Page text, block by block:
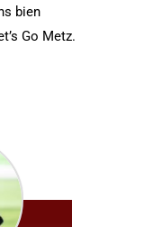
bien
Go Metz.